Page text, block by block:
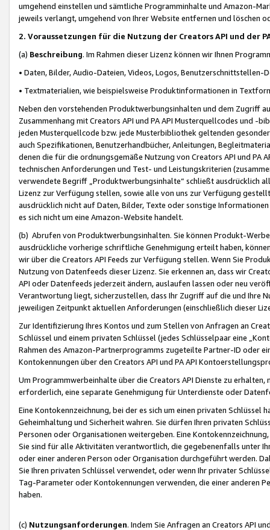
umgehend einstellen und sämtliche Programminhalte und Amazon-
jeweils verlangt, umgehend von Ihrer Website entfernen und löschen
2. Voraussetzungen für die Nutzung der Creators API und der
(a) Beschreibung. Im Rahmen dieser Lizenz können wir Ihnen
• Daten, Bilder, Audio-Dateien, Videos, Logos, Benutzerschnittstellen-
• Textmaterialien, wie beispielsweise Produktinformationen in
Neben den vorstehenden Produktwerbungsinhalten und dem Zugriff
Zusammenhang mit Creators API und PA API Musterquellcodes und
jeden Musterquellcode bzw. jede Musterbibliothek geltenden
auch Spezifikationen, Benutzerhandbücher, Anleitungen,
denen die für die ordnungsgemäße Nutzung von Creators API und PA
technischen Anforderungen und Test- und Leistungskriterien
verwendete Begriff „Produktwerbungsinhalte“ schließt ausdrücklich
Lizenz zur Verfügung stellen, sowie alle von uns zur Verfügung
ausdrücklich nicht auf Daten, Bilder, Texte oder sonstige
es sich nicht um eine Amazon-Website handelt.
(b) Abrufen von Produktwerbungsinhalten. Sie können Produkt-
ausdrückliche vorherige schriftliche Genehmigung erteilt haben,
wir über die Creators API Feeds zur Verfügung stellen. Wenn Sie
Nutzung von Datenfeeds dieser Lizenz. Sie erkennen an, dass wir
API oder Datenfeeds jederzeit ändern, auslaufen lassen oder neu
Verantwortung liegt, sicherzustellen, dass Ihr Zugriff auf die und Ihre
jeweiligen Zeitpunkt aktuellen Anforderungen (einschließlich dieser
Zur Identifizierung Ihres Kontos und zum Stellen von Anfragen an
Schlüssel und einem privaten Schlüssel (jedes Schlüsselpaar eine
Rahmen des Amazon-Partnerprogramms zugeteilte Partner-ID oder
Kontokennungen über den Creators API und PA API
Um Programmwerbeinhalte über die Creators API Dienste zu
erforderlich, eine separate Genehmigung für Unterdienste oder
Eine Kontokennzeichnung, bei der es sich um einen privaten
Geheimhaltung und Sicherheit wahren. Sie dürfen Ihren privaten
Personen oder Organisationen weitergeben. Eine
Sie sind für alle Aktivitäten verantwortlich, die gegebenenfalls unter
oder einer anderen Person oder Organisation durchgeführt werden.
Sie Ihren privaten Schlüssel verwendet, oder wenn Ihr privater
Tag-Parameter oder Kontokennungen verwenden, die einer anderen
haben.
(c) Nutzungsanforderungen. Indem Sie Anfragen an Creators API